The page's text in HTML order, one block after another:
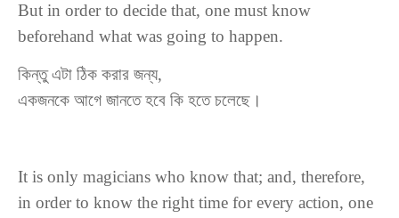
But in order to decide that, one must know
beforehand what was going to happen.
কিন্তু এটা ঠিক করার জন্য,
একজনকে আগে জানতে হবে কি হতে চলেছে ।
It is only magicians who know that; and, therefore,
in order to know the right time for every action, one